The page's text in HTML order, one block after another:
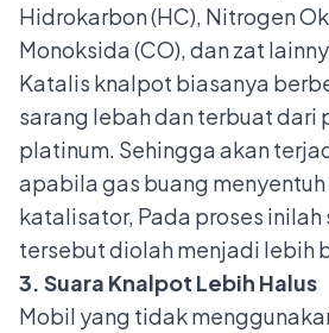
Hidrokarbon (HC), Nitrogen
Monoksida (CO), dan zat
Katalis knalpot biasanya
sarang lebah dan terbuat dari
platinum. Sehingga akan
apabilagas buang
katalisator, Pada proses
tersebut diolah menjadi lebih
3. Suara Knalpot Lebih Halus
Mobil yang tidak